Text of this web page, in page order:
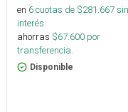
en 6cuotas de $281.667sin
interés
ahorras $67.600 por
transferencia.
Disponible